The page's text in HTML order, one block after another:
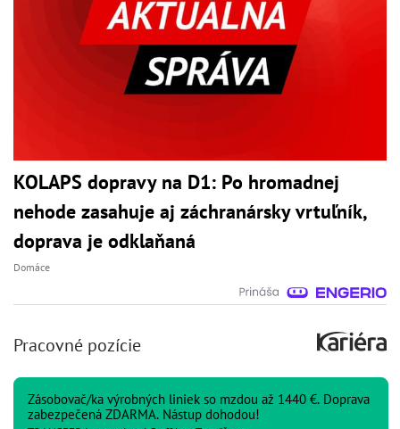
KOLAPS dopravy na D1: Po hromadnej
nehode zasahuje aj záchranársky vrtuľník,
doprava je odklaňaná
Domáce
Pracovné pozície
Zásobovač/ka výrobných liniek so mzdou až 1440 €. Doprava
zabezpečená ZDARMA. Nástup dohodou!